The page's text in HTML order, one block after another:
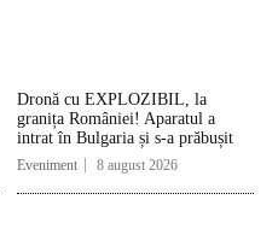
Dronă cu EXPLOZIBIL, la
granița României! Aparatul a
intrat în Bulgaria și s-a prăbușit
Eveniment 8 august 2026